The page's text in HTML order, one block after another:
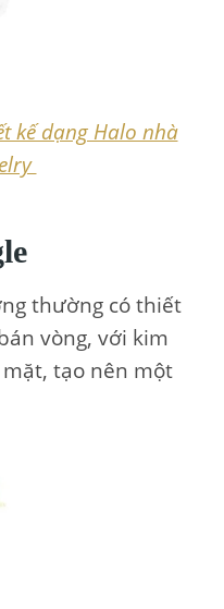
kế dạng Halo nhà
thường có thiết
vòng, với kim
tạo nên một